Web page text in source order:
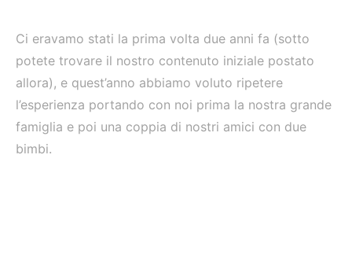
Ci eravamo stati la prima volta due anni fa (sotto
potete trovare il nostro contenuto iniziale postato
allora), e quest’anno abbiamo voluto ripetere
l’esperienza portando con noi prima la nostra grande
famiglia e poi una coppia di nostri amici con due
bimbi.